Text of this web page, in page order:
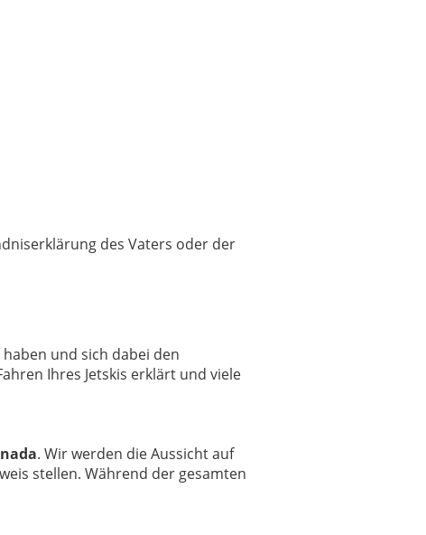
des Vaters oder der
und sich dabei den
Ihres Jetskis erklärt und viele
. Wir werden die Aussicht auf
stellen. Während der gesamten